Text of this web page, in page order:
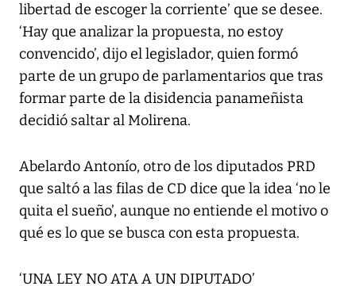
libertad de escoger la corriente’ que se desee.
‘Hay que analizar la propuesta, no estoy
convencido’, dijo el legislador, quien formó
parte de un grupo de parlamentarios que tras
formar parte de la disidencia panameñista
decidió saltar al Molirena.
Abelardo Antonío, otro de los diputados PRD
que saltó a las filas de CD dice que la idea ‘no le
quita el sueño’, aunque no entiende el motivo o
qué es lo que se busca con esta propuesta.
‘UNA LEY NO ATA A UN DIPUTADO’